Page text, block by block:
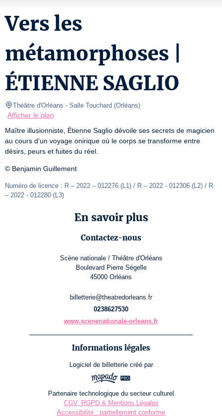
Vers les
métamorphoses |
ÉTIENNE SAGLIO
Théâtre d'Orléans - Salle Touchard (Orléans)
Afficher le plan
Maître illusionniste, Étienne Saglio dévoile ses secrets de magicien
au cours d’un voyage onirique où le corps se transforme entre
désirs, peurs et fuites du réel.
© Benjamin Guillement
Numéro de licence : R – 2022 – 012276 (L1) / R – 2022 - 012306 (L2) / R
– 2022 - 012280 (L3)
En savoir plus
Contactez-nous
Scène nationale / Théâtre d'Orléans
Boulevard Pierre Ségelle
45000 Orléans
billetterie@theatredorleans.fr
0238627530
www.scenenationale-orleans.fr
Informations légales
Logiciel de billetterie créé par
Partenaire technologique du secteur culturel
CGV, RGPD & Mentions Légales
Accessibilité : partiellement conforme